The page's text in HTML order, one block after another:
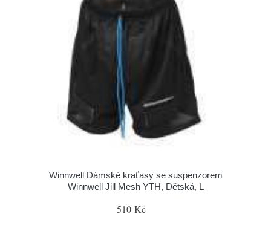
Winnwell Dámské kraťasy se suspenzorem
Winnwell Jill Mesh YTH, Dětská, L
510 Kč